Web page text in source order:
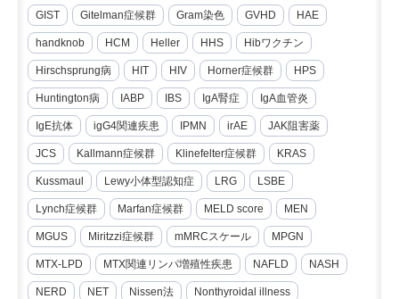
GIST Gitelman症候群 Gram染色 GVHD HAE
handknob HCM Heller HHS Hibワクチン
Hirschsprung病 HIT HIV Horner症候群 HPS
Huntington病 IABP IBS IgA腎症 IgA血管炎
IgE抗体 igG4関連疾患 IPMN irAE JAK阻害薬
JCS Kallmann症候群 Klinefelter症候群 KRAS
Kussmaul Lewy小体型認知症 LRG LSBE
Lynch症候群 Marfan症候群 MELD score MEN
MGUS Miritzzi症候群 mMRCスケール MPGN
MTX-LPD MTX関連リンパ増殖性疾患 NAFLD NASH
NERD NET Nissen法 Nonthyroidal illness